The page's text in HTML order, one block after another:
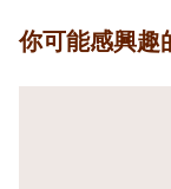
你可能感興趣